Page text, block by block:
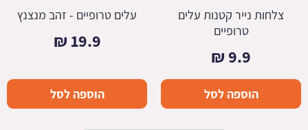
צלחות נייר קטנות עלים
טרופיים
9.9
₪
הוספה לסל
עלים טרופיים - זהב מנצנץ
19.9
₪
הוספה לסל